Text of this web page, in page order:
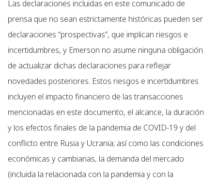
Las declaraciones incluidas en este comunicado de
prensa que no sean estrictamente históricas pueden ser
declaraciones “prospectivas”, que implican riesgos e
incertidumbres, y Emerson no asume ninguna obligación
de actualizar dichas declaraciones para reflejar
novedades posteriores. Estos riesgos e incertidumbres
incluyen el impacto financiero de las transacciones
mencionadas en este documento, el alcance, la duración
y los efectos finales de la pandemia de COVID-19 y del
conflicto entre Rusia y Ucrania; así como las condiciones
económicas y cambiarias, la demanda del mercado
(incluida la relacionada con la pandemia y con la